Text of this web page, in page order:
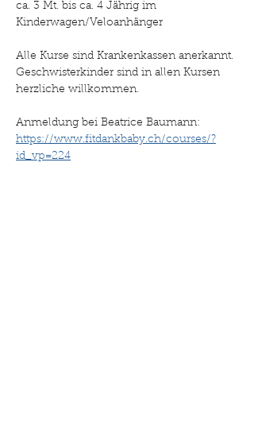
ca. 3 Mt. bis ca. 4 Jährig im
Kinderwagen/Veloanhänger
Alle Kurse sind Krankenkassen anerkannt.
Geschwisterkinder sind in allen Kursen
herzliche willkommen.
Anmeldung bei Beatrice Baumann:
https://www.fitdankbaby.ch/courses/?
id_vp=224